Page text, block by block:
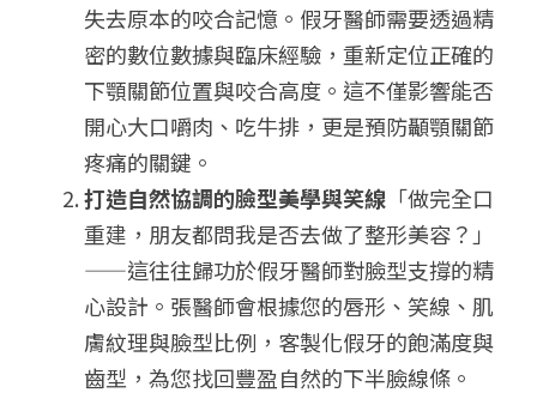
失去原本的咬合記憶。假牙醫師需要透過精
密的數位數據與臨床經驗，重新定位正確的
下顎關節位置與咬合高度。這不僅影響能否
開心大口嚼肉、吃牛排，更是預防顳顎關節
疼痛的關鍵。
打造自然協調的臉型美學與笑線 「做完全口
重建，朋友都問我是否去做了整形美容？」
——這往往歸功於假牙醫師對臉型支撐的精
心設計。張醫師會根據您的唇形、笑線、肌
膚紋理與臉型比例，客製化假牙的飽滿度與
齒型，為您找回豐盈自然的下半臉線條。